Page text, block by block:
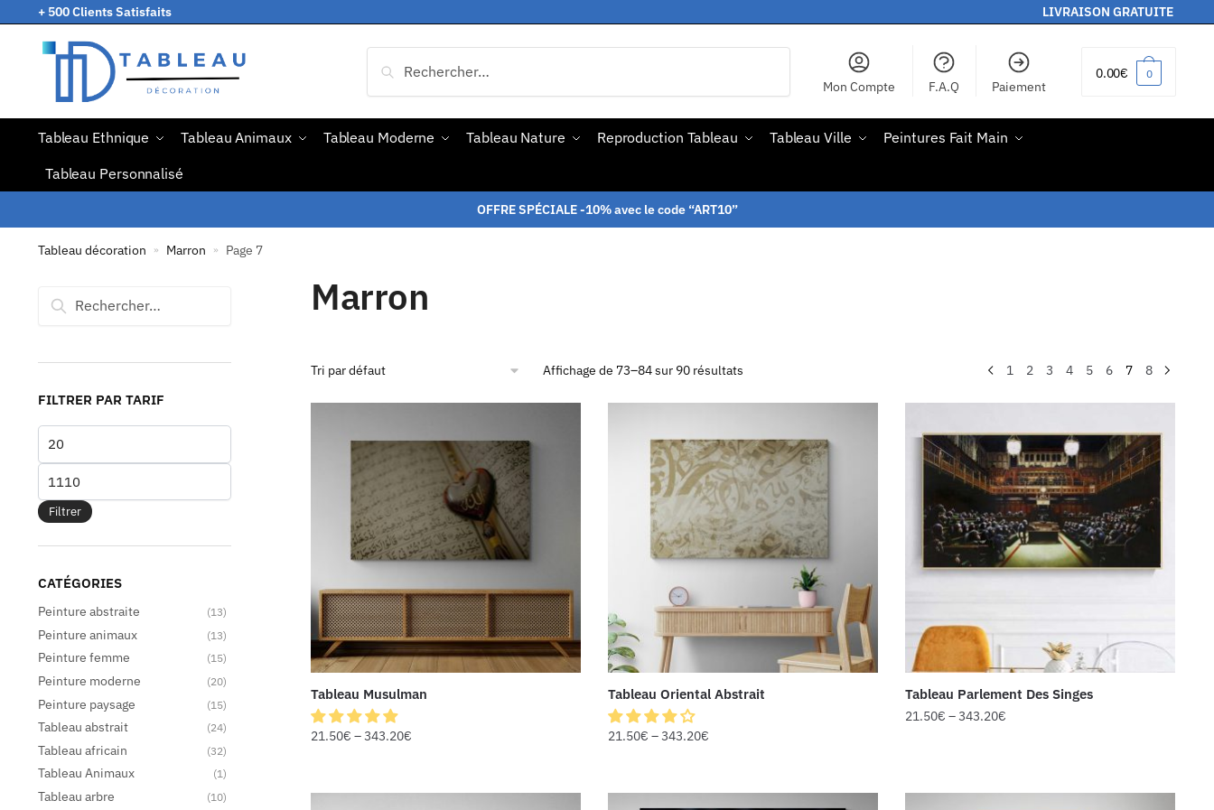
+ 500 Clients Satisfaits LIVRAISON GRATUITE
Mon Compte F.A.Q Paiement
0.00€ 0
Tableau Ethnique Tableau Animaux Tableau Moderne Tableau Nature Reproduction Tableau Tableau Ville
Peintures Fait Main
Tableau Personnalisé
OFFRE SPÉCIALE -10% avec le code “ART10”
Tableau décoration » Marron » Page 7
Marron
Affichage de 73–84 sur 90 résultats 1 2 3 4 5 6 7 8
Tableau Musulman
21.50€ –343.20€
Tableau Oriental Abstrait
21.50€ –343.20€
Tableau Parlement Des Singes
21.50€ –343.20€
FILTRER PAR TARIF
Filtrer
CATÉGORIES
Peinture abstraite (13)
Peinture animaux (13)
Peinture femme (15)
Peinture moderne (20)
Peinture paysage (15)
Tableau abstrait (24)
Tableau africain (32)
Tableau Animaux (1)
Tableau arbre (10)